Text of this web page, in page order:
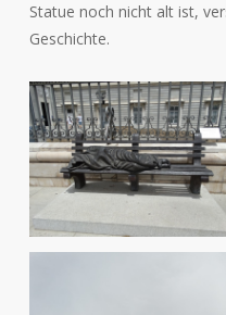
Statue noch nicht alt ist,
Geschichte.